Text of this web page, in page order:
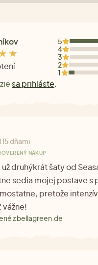
sa prihláste.
5
4
3
2
1
15 dňami
OVERENÝ NÁKUP
druhýkrát šaty od
sedia mojej postave s
pretože
z bellagreen.de